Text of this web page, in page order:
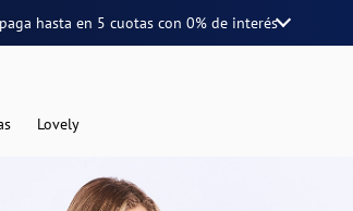
hasta en 5 cuotascon 0% de interés
Lovely